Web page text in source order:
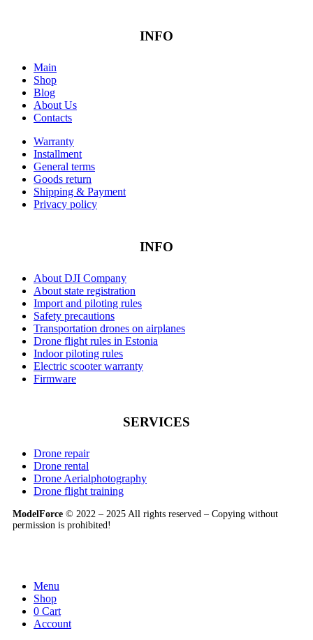
INFO
Main
Shop
Blog
About Us
Contacts
Warranty
Installment
General terms
Goods return
Shipping & Payment
Privacy policy
INFO
About DJI Company
About state registration
Import and piloting rules
Safety precautions
Transportation drones on airplanes
Drone flight rules in Estonia
Indoor piloting rules
Electric scooter warranty
Firmware
SERVICES
Drone repair
Drone rental
Drone Aerialphotography
Drone flight training
ModelForce © 2022 – 2025 All rights reserved – Copying without
permission is prohibited!
Menu
Shop
0 Cart
Account